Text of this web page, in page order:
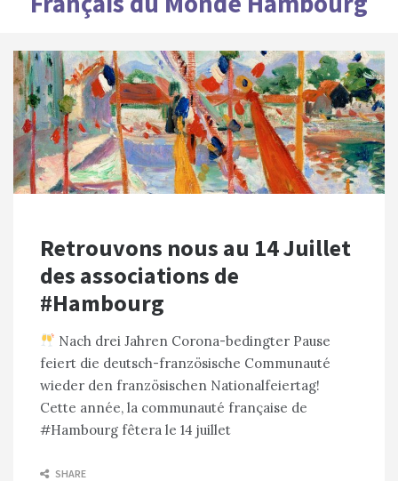
Retrouvons nous au 14 Juillet
des associations de
#Hambourg
Nach drei Jahren Corona-bedingter Pause
feiert die deutsch-französische Communauté
wieder den französischen Nationalfeiertag!
Cette année, la communauté française de
#Hambourg fêtera le 14 juillet
SHARE